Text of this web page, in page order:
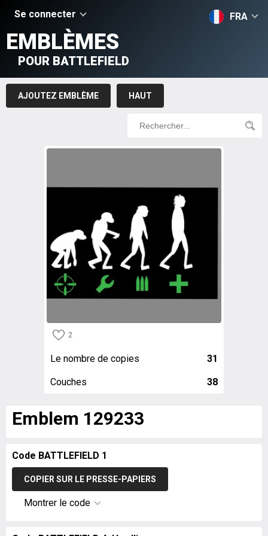
Se connecter FRA
EMBLÈMES
POUR BATTLEFIELD
AJOUTEZ EMBLÈME HAUT
2
Le nombre de copies 31
Couches 38
Emblem 129233
Code BATTLEFIELD 1
COPIER SUR LE PRESSE-PAPIERS
Montrer le code